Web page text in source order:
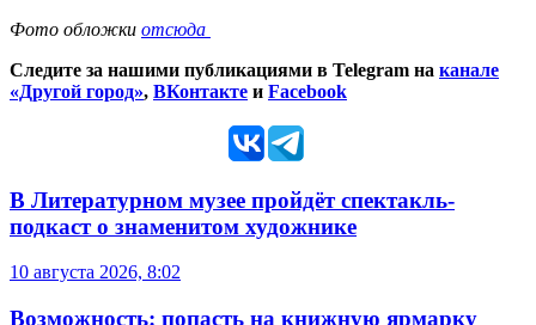
Фото обложки отсюда
Следите за нашими публикациями в Telegram на канале
«Другой город», ВКонтакте и Facebook
В Литературном музее пройдёт спектакль-
подкаст о знаменитом художнике
10 августа 2026, 8:02
Возможность: попасть на книжную ярмарку